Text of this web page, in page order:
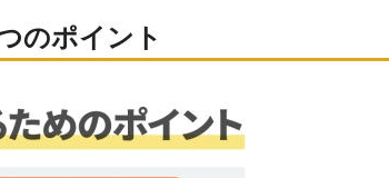
のポイント